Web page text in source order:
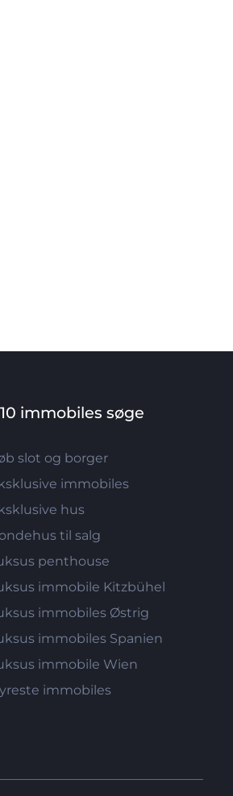
immobiles søge
slot og borger
immobiles
hus
til salg
penthouse
immobile Kitzbühel
immobiles Østrig
immobiles Spanien
immobile Wien
immobiles